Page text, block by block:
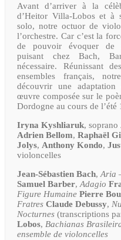
Avant d’arriver à la
d’Heitor Villa-Lobos et à
solo, notre octuor de
l’orchestre. Car c’est la
de pouvoir évoquer de
puisant chez Bach,
nécessaire. Réunissant
ensembles français,
découvrir une
œuvre composée sur le
Dordogne au cours de l’été
Iryna Kyshliaruk, soprano
Adrien Bellom, Raphaël
Jolys, Anthony Kondo,
violoncelles
Jean-Sébastien Bach,Aria
Samuel Barber,Adagio
Figure Humaine Pierre
Fratres Claude Debussy,
Nocturnes (transcriptions
Lobos, Bachianas
ensemble de violoncelles